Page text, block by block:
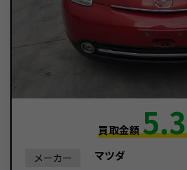
買取金額5.3
メーカー マツダ